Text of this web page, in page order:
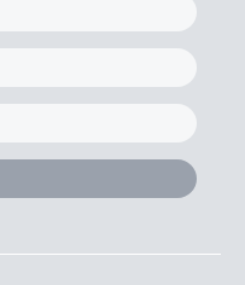
来を考える６学科連携
ご案内
受講生
金
ビリティへの取り組み